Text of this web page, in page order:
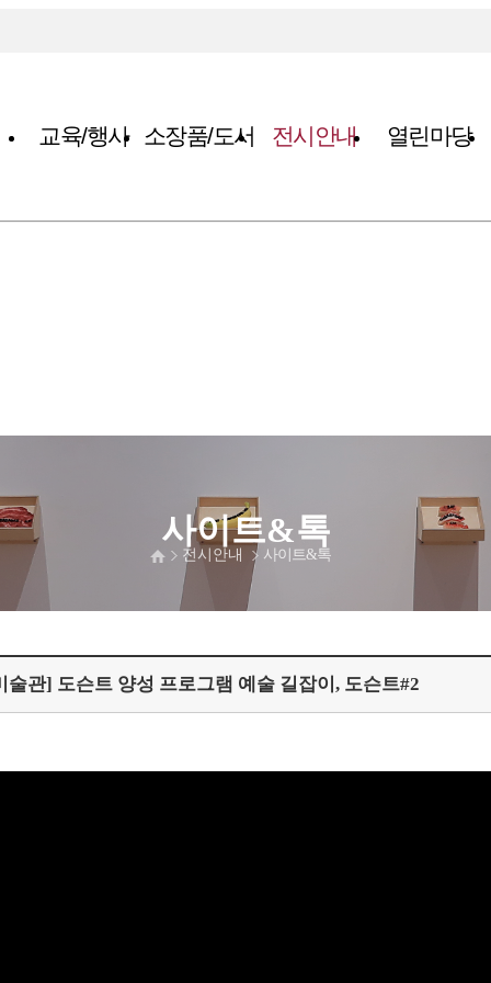
교육/행사 소장품/도서 전시안내 열린마당
사이트&톡
전시안내 사이트&톡
술관] 도슨트 양성 프로그램 예술 길잡이, 도슨트#2